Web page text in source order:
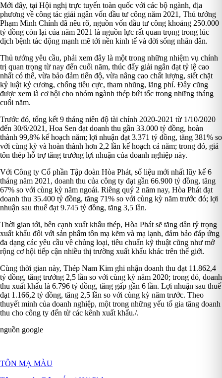
Mới đây, tại Hội nghị trực tuyến toàn quốc với các bộ ngành, địa
phương về công tác giải ngân vốn đầu tư công năm 2021, Thủ tướng
Phạm Minh Chính đã nêu rõ, nguồn vốn đầu tư công khoảng 250.000
tỷ đồng còn lại của năm 2021 là nguồn lực rất quan trọng trong lúc
dịch bệnh tác động mạnh mẽ tới nền kinh tế và đời sống nhân dân.
Thủ tướng yêu cầu, phải xem đây là một trong những nhiệm vụ chính
trị quan trọng từ nay đến cuối năm, thúc đẩy giải ngân đạt tỷ lệ cao
nhất có thể, vừa bảo đảm tiến độ, vừa nâng cao chất lượng, siết chặt
kỷ luật kỷ cương, chống tiêu cực, tham nhũng, lãng phí. Đây cũng
được xem là cơ hội cho nhóm ngành thép bứt tốc trong những tháng
cuối năm.
Trước đó, tổng kết 9 tháng niên độ tài chính 2020-2021 từ 1/10/2020
đến 30/6/2021, Hoa Sen đạt doanh thu gần 33.000 tỷ đồng, hoàn
thành 99,8% kế hoạch năm; lợi nhuận đạt 3.371 tỷ đồng, tăng 381% so
với cùng kỳ và hoàn thành hơn 2,2 lần kế hoạch cả năm; trong đó, giá
tôn thép hỗ trợ tăng trưởng lợi nhuận của doanh nghiệp này.
Với Công ty Cổ phần Tập đoàn Hòa Phát, số liệu mới nhất lũy kế 6
tháng năm 2021, doanh thu của công ty đạt gần 66.900 tỷ đồng, tăng
67% so với cùng kỳ năm ngoái. Riêng quý 2 năm nay, Hòa Phát đạt
doanh thu 35.400 tỷ đồng, tăng 71% so với cùng kỳ năm trước đó; lợi
nhuận sau thuế đạt 9.745 tỷ đồng, tăng 3,5 lần.
Thời gian tới, bên cạnh xuất khẩu thép, Hòa Phát sẽ tăng dần tỷ trọng
xuất khẩu đối với sản phẩm tôn mạ kẽm và mạ lạnh, đảm bảo đáp ứng
đa dạng các yêu cầu về chủng loại, tiêu chuẩn kỹ thuật cũng như mở
rộng cơ hội tiếp cận nhiều thị trường xuất khẩu khác trên thế giới.
Cùng thời gian này, Thép Nam Kim ghi nhận doanh thu đạt 11.862,4
tỷ đồng, tăng trưởng 2,5 lần so với cùng kỳ năm 2020; trong đó, doanh
thu xuất khẩu là 6.796 tỷ đồng, tăng gấp gần 6 lần. Lợi nhuận sau thuế
đạt 1.166,2 tỷ đồng, tăng 2,5 lần so với cùng kỳ năm trước. Theo
thuyết minh của doanh nghiệp, một trong những yếu tố gia tăng doanh
thu cho công ty đến từ các kênh xuất khẩu./.
nguồn google
TÔN MẠ MÀU